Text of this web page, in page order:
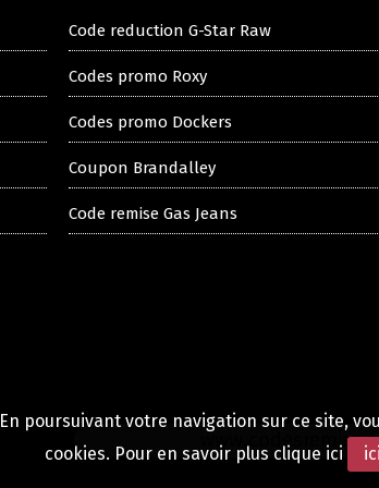
Code reduction G-Star Raw
Codes promo Roxy
Codes promo Dockers
Coupon Brandalley
Code remise Gas Jeans
En poursuivant votre navigation sur ce site,
cookies. Pour en savoir plus clique ici
ici